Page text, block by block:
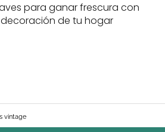
para ganar frescura con
de tu hogar
vintage